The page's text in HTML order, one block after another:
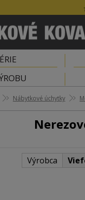
Nábytkové úchytky
Výrobca